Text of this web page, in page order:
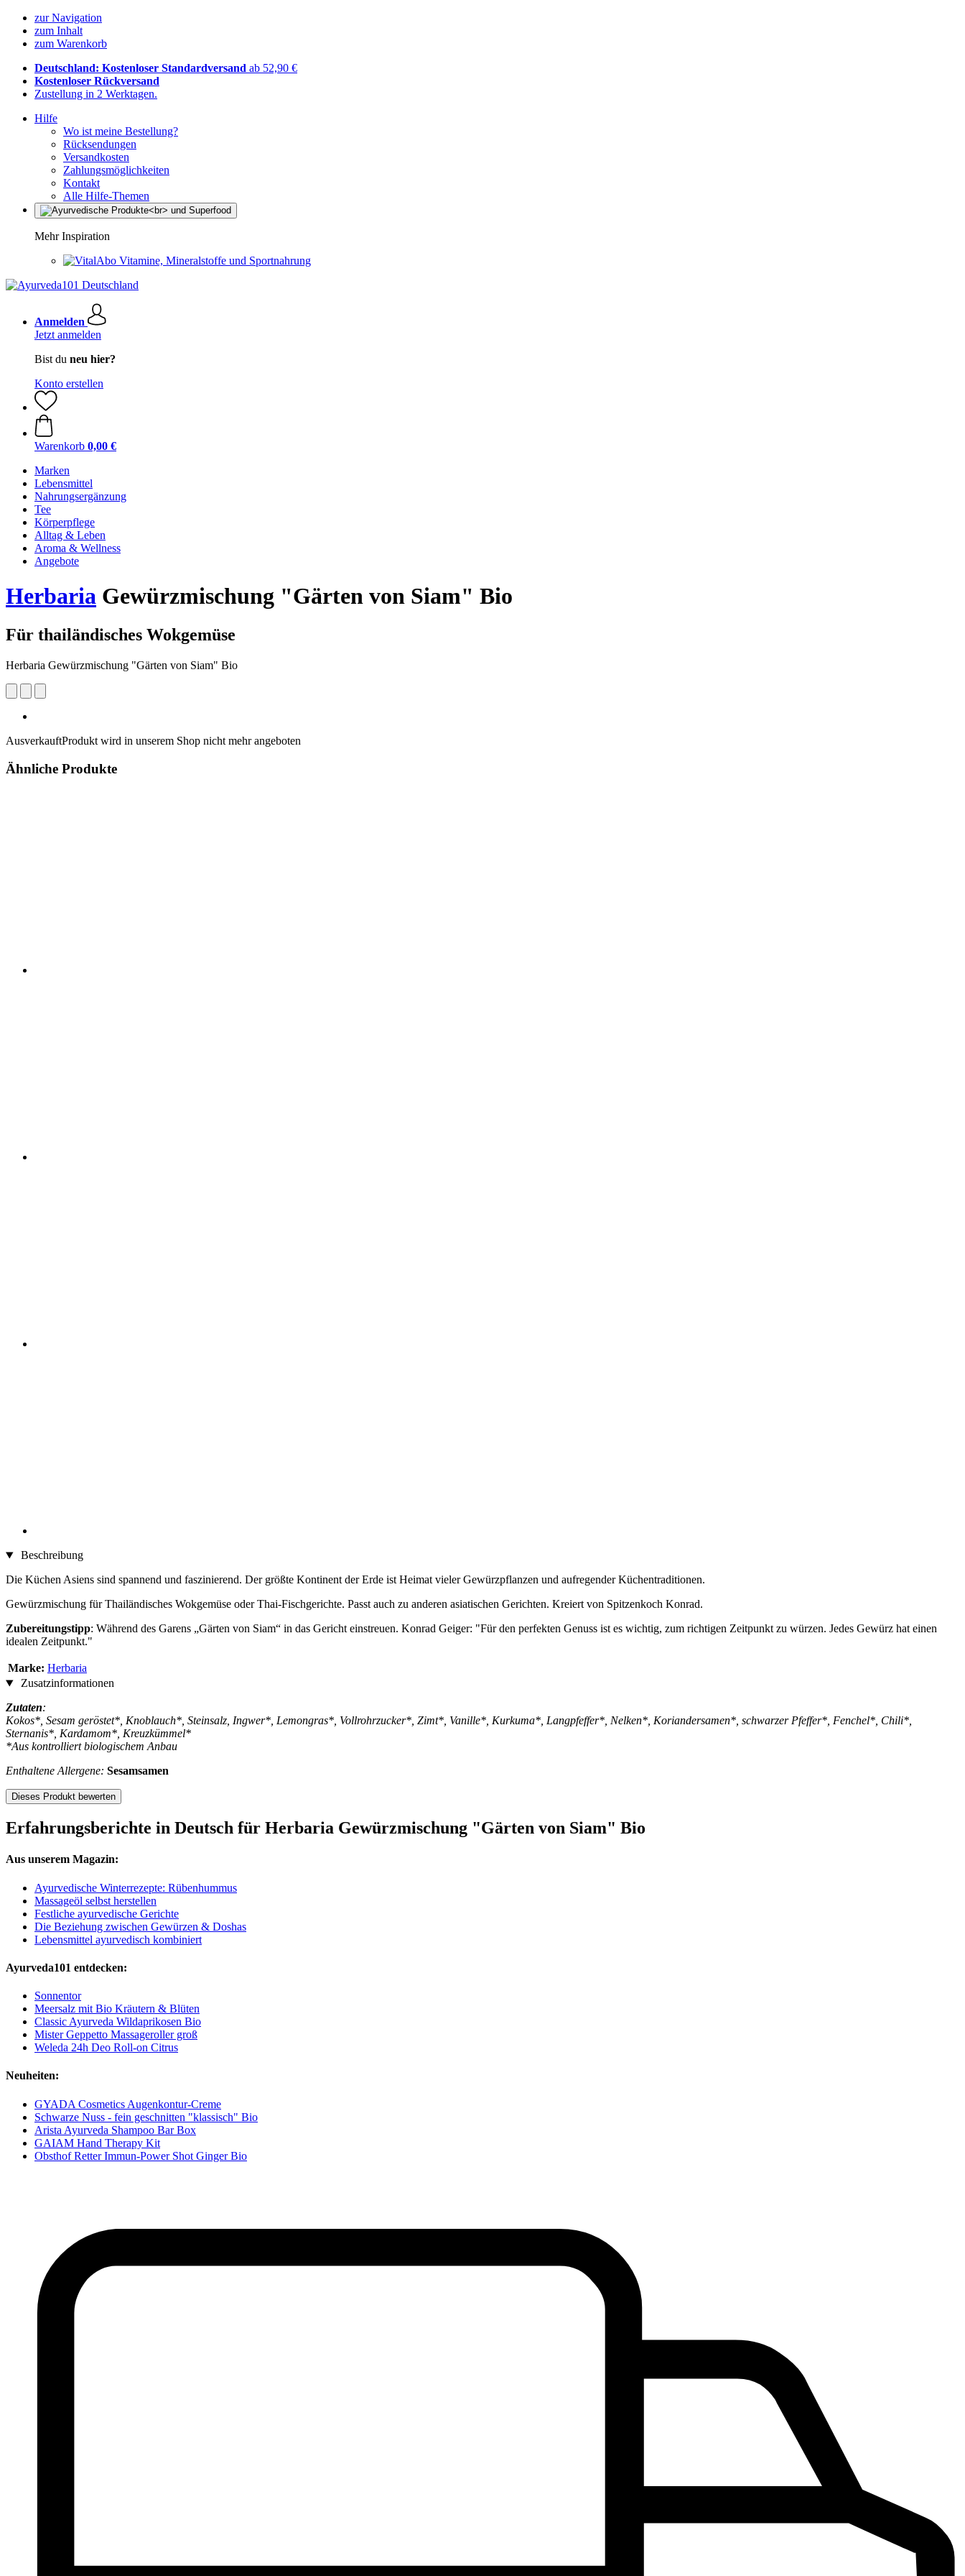
zur Navigation
zum Inhalt
zum Warenkorb
Deutschland: Kostenloser Standardversand ab 52,90 €
Kostenloser Rückversand
Zustellung in 2 Werktagen.
Hilfe
Wo ist meine Bestellung?
Rücksendungen
Versandkosten
Zahlungsmöglichkeiten
Kontakt
Alle Hilfe-Themen
Mehr Inspiration
Vitamine, Mineralstoffe und Sportnahrung
Anmelden
Jetzt anmelden
Bist du neu hier?
Konto erstellen
Warenkorb 0,00 €
Marken
Lebensmittel
Nahrungsergänzung
Tee
Körperpflege
Alltag & Leben
Aroma & Wellness
Angebote
Herbaria Gewürzmischung "Gärten von Siam" Bio
Für thailändisches Wokgemüse
Herbaria Gewürzmischung "Gärten von Siam" Bio
AusverkauftProdukt wird in unserem Shop nicht mehr angeboten
Ähnliche Produkte
Beschreibung
Die Küchen Asiens sind spannend und faszinierend. Der größte Kontinent der Erde ist Heimat vieler Gewürzpflanzen und aufregender Küchentraditionen.
Gewürzmischung für Thailändisches Wokgemüse oder Thai-Fischgerichte. Passt auch zu anderen asiatischen Gerichten. Kreiert von Spitzenkoch Konrad.
Zubereitungstipp: Während des Garens „Gärten von Siam“ in das Gericht einstreuen. Konrad Geiger: "Für den perfekten Genuss ist es wichtig, zum richtigen Zeitpunkt zu würzen. Jedes Gewürz hat einen
idealen Zeitpunkt."
Marke: Herbaria
Zusatzinformationen
Zutaten:
Kokos*, Sesam geröstet*, Knoblauch*, Steinsalz, Ingwer*, Lemongras*, Vollrohrzucker*, Zimt*, Vanille*, Kurkuma*, Langpfeffer*, Nelken*, Koriandersamen*, schwarzer Pfeffer*, Fenchel*, Chili*,
Sternanis*, Kardamom*, Kreuzkümmel*
*Aus kontrolliert biologischem Anbau
Enthaltene Allergene: Sesamsamen
Dieses Produkt bewerten
Erfahrungsberichte in Deutsch für Herbaria Gewürzmischung "Gärten von Siam" Bio
Aus unserem Magazin:
Ayurvedische Winterrezepte: Rübenhummus
Massageöl selbst herstellen
Festliche ayurvedische Gerichte
Die Beziehung zwischen Gewürzen & Doshas
Lebensmittel ayurvedisch kombiniert
Ayurveda101 entdecken:
Sonnentor
Meersalz mit Bio Kräutern & Blüten
Classic Ayurveda Wildaprikosen Bio
Mister Geppetto Massageroller groß
Weleda 24h Deo Roll-on Citrus
Neuheiten:
GYADA Cosmetics Augenkontur-Creme
Schwarze Nuss - fein geschnitten "klassisch" Bio
Arista Ayurveda Shampoo Bar Box
GAIAM Hand Therapy Kit
Obsthof Retter Immun-Power Shot Ginger Bio